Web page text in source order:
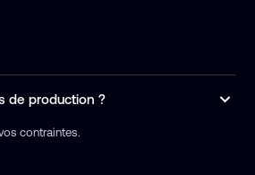
de production ?
contraintes.